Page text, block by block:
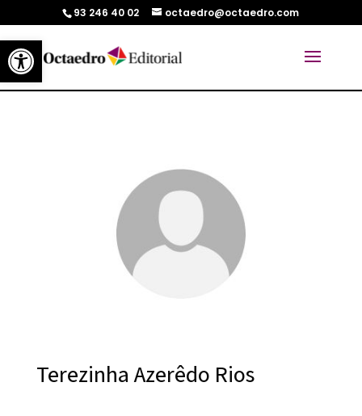
Abrir barra de herramientas
93 246 40 02 octaedro@octaedro.com
Terezinha Azerêdo Rios